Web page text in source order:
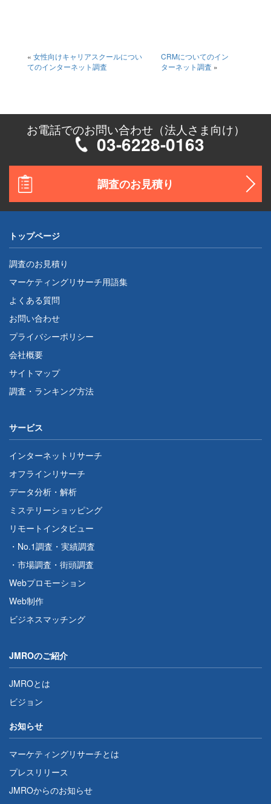
« 女性向けキャリアスクールについ
てのインターネット調査
CRMについてのイン
ターネット調査 »
お電話でのお問い合わせ（法人さま向け）
03-6228-0163
調査のお見積り
トップページ
調査のお見積り
マーケティングリサーチ用語集
よくある質問
お問い合わせ
プライバシーポリシー
会社概要
サイトマップ
調査・ランキング方法
サービス
インターネットリサーチ
オフラインリサーチ
データ分析・解析
ミステリーショッピング
リモートインタビュー
・ No.1調査 ・ 実績調査
・ 市場調査 ・ 街頭調査
Webプロモーション
Web制作
ビジネスマッチング
JMROのご紹介
JMROとは
ビジョン
お知らせ
マーケティングリサーチとは
プレスリリース
JMROからのお知らせ